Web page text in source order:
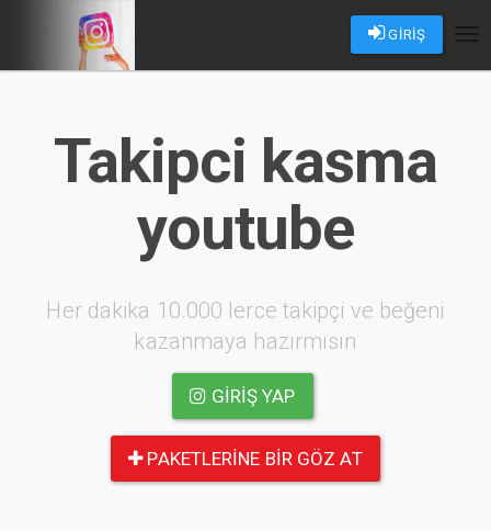
GİRİŞ
Takipci kasma
youtube
Her dakika 10.000 lerce takipçi ve beğeni
kazanmaya hazırmısın
GIRIŞ YAP
PAKETLERINE BIR GÖZ AT